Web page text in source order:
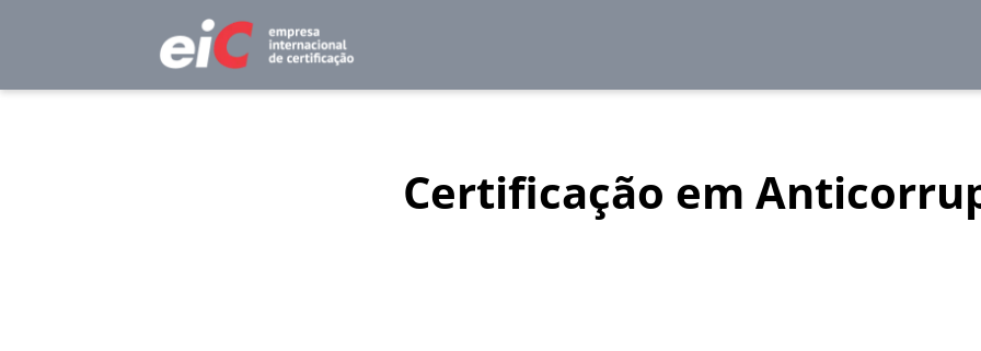
Certificação em